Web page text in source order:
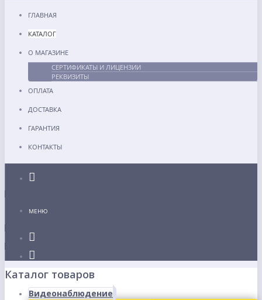
ГЛАВНАЯ
КАТАЛОГ
О МАГАЗИНЕ
СЕРТИФИКАТЫ И ЛИЦЕНЗИИ
РЕКВИЗИТЫ
ОПЛАТА
ДОСТАВКА
ГАРАНТИЯ
КОНТАКТЫ
МЕНЮ
Каталог товаров
Видеонаблюдение